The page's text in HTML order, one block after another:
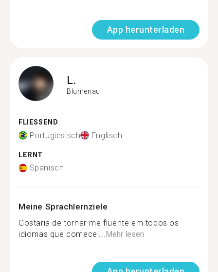
App herunterladen
L.
Blumenau
FLIESSEND
Portugiesisch Englisch
LERNT
Spanisch
Meine Sprachlernziele
Gostaria de tornar-me fluente em todos os
idiomas que comecei...Mehr lesen